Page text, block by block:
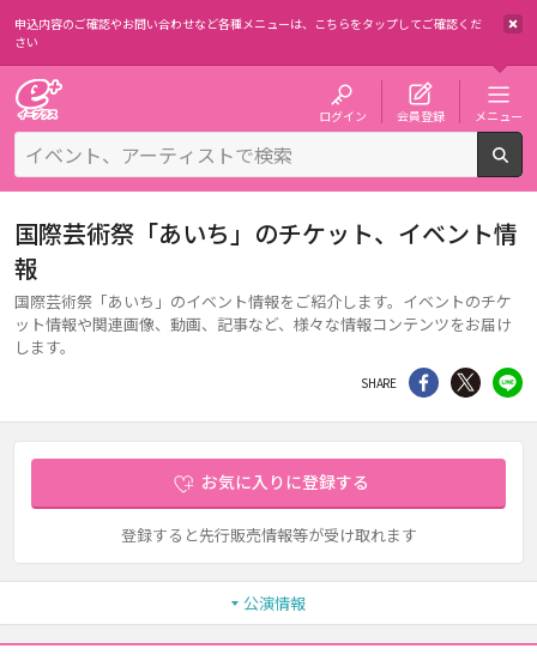
申込内容のご確認やお問い合わせなど各種メニューは、 こちらをタップしてご確認くだ
さい
ログイン 会員登録 メニュー
国際芸術祭「あいち」のチケット、イベント情
報
国際芸術祭「あいち」のイベント情報をご紹介します。イベントのチケ
ット情報や関連画像、動画、記事など、様々な情報コンテンツをお届け
します。
SHARE シェア Twitter
お気に入りに登録する
登録すると先行販売情報等が受け取れます
公演情報